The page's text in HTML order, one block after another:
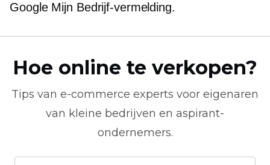
Google Mijn Bedrijf-vermelding.
Hoe online te verkopen?
Tips van e-commerce experts voor eigenaren
van kleine bedrijven en aspirant-
ondernemers.